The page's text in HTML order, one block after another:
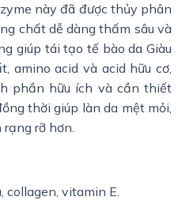
này đã được thủy phân
chất dễ dàng thấm sâu và
giúp tái tạo tế bào da Giàu
amino acid và acid hữu cơ,
phần hữu ích và cần thiết
thời giúp làn da mệt mỏi,
rỡ hơn.
collagen, vitamin E.